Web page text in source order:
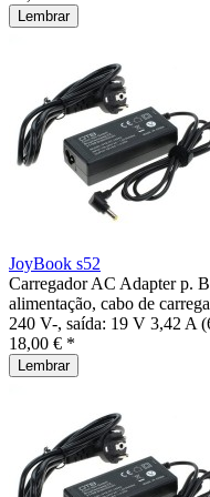
Lembrar
JoyBook s52
Carregador AC Adapter p.
alimentação, cabo de
240 V-, saída: 19 V 3,42 A
18,00 € *
Lembrar